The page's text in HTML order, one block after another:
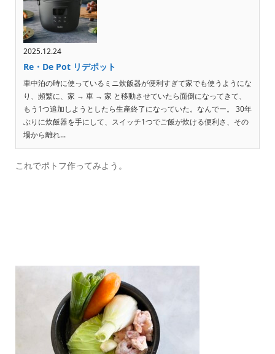
2025.12.24
Re・De Pot リデポット
車中泊の時に使っているミニ炊飯器が便利すぎて家でも使うようにな
り、頻繁に、家 → 車 → 家 と移動させていたら面倒になってきて、
もう1つ追加しようとしたら生産終了になっていた。なんでー。 30年
ぶりに炊飯器を手にして、スイッチ1つでご飯が炊ける便利さ、その
場から離れ...
これでポトフ作ってみよう。